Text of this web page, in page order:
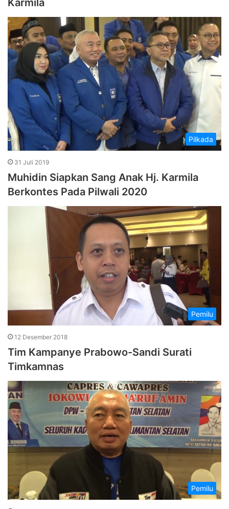
Pilkada
31 Juli 2019
Muhidin Siapkan Sang Anak Hj. Karmila
Berkontes Pada Pilwali 2020
Pemilu
12 Desember 2018
Tim Kampanye Prabowo-Sandi Surati
Timkamnas
Pemilu